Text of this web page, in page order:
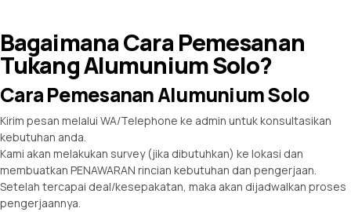
Bagaimana Cara Pemesanan
Tukang Alumunium Solo?
Cara Pemesanan Alumunium Solo
Kirim pesan melalui WA/Telephone ke admin untuk konsultasikan
kebutuhan anda.
Kami akan melakukan survey (jika dibutuhkan) ke lokasi dan
membuatkan PENAWARAN rincian kebutuhan dan pengerjaan.
Setelah tercapai deal/kesepakatan, maka akan dijadwalkan proses
pengerjaannya.